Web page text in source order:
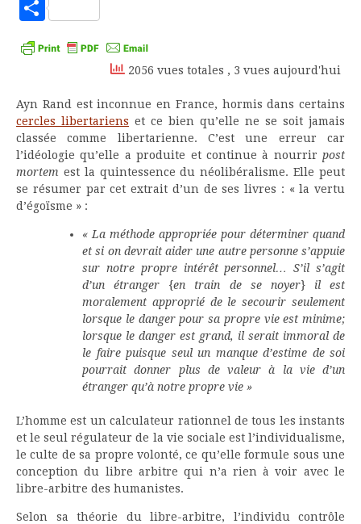
Partager
2056 vues totales , 3 vues aujourd'hui
Ayn Rand est inconnue en France, hormis dans certains
cercles libertariens et ce bien qu’elle ne se soit jamais
classée comme libertarienne. C’est une erreur car
l’idéologie qu’elle a produite et continue à nourrir post
mortem est la quintessence du néolibéralisme. Elle peut
se résumer par cet extrait d’un de ses livres : « la vertu
d’égoïsme » :
« La méthode appropriée pour déterminer quand
et si on devrait aider une autre personne s’appuie
sur notre propre intérêt personnel… S’il s’agit
d’un étranger {en train de se noyer} il est
moralement approprié de le secourir seulement
lorsque le danger pour sa propre vie est minime;
lorsque le danger est grand, il serait immoral de
le faire puisque seul un manque d’estime de soi
pourrait donner plus de valeur à la vie d’un
étranger qu’à notre propre vie »
L’homme est un calculateur rationnel de tous les instants
et le seul régulateur de la vie sociale est l’individualisme,
le culte de sa propre volonté, ce qu’elle formule sous une
conception du libre arbitre qui n’a rien à voir avec le
libre-arbitre des humanistes.
Selon sa théorie du libre-arbitre, l’individu contrôle